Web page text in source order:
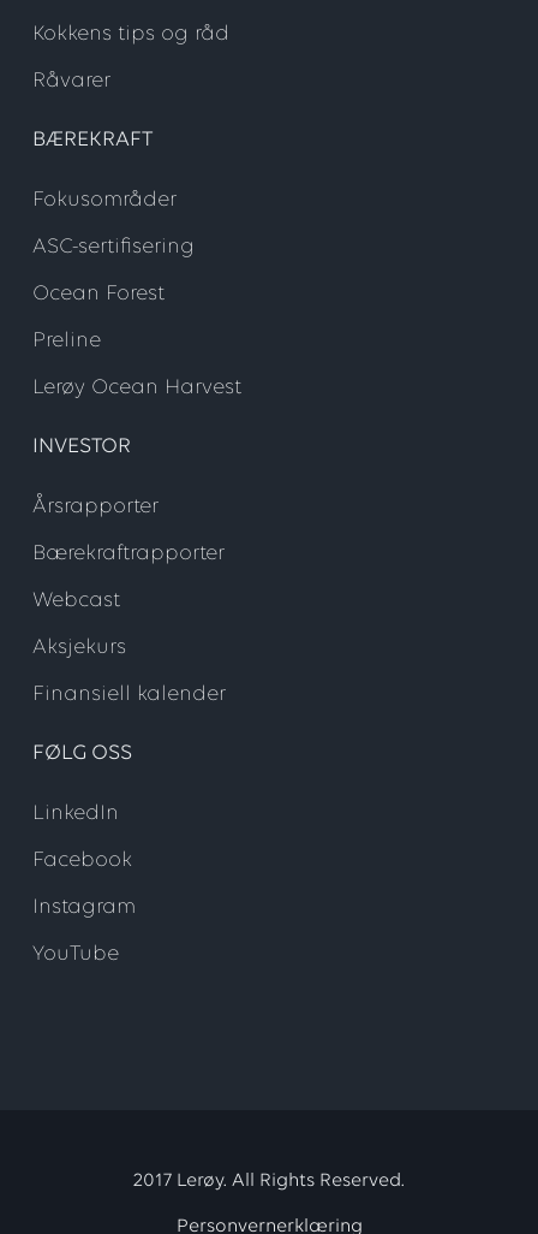
Kokkens tips og råd
Råvarer
BÆREKRAFT
Fokusområder
ASC-sertifisering
Ocean Forest
Preline
Lerøy Ocean Harvest
INVESTOR
Årsrapporter
Bærekraftrapporter
Webcast
Aksjekurs
Finansiell kalender
FØLG OSS
LinkedIn
Facebook
Instagram
YouTube
2017 Lerøy. All Rights Reserved.
Personvernerklæring